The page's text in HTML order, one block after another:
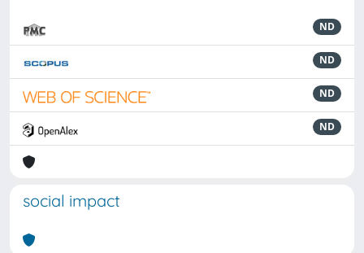
ND
ND
ND
ND
social impact